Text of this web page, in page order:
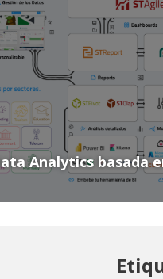
Analytics basada